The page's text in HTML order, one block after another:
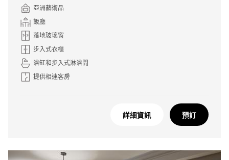
亞洲藝術品
飯廳
落地玻璃窗
步入式衣櫃
浴缸和步入式淋浴間
提供相連客房
詳細資訊 預訂